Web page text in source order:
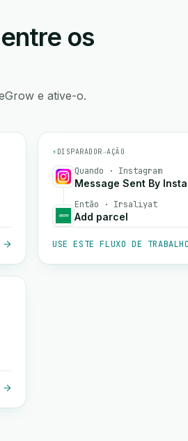
os
e ative-o.
⚡ DISPARADOR→AÇÃO
Quando · Instagram
Message Sent By
Então · Irsaliyat
Add parcel
USE ESTE FLUXO DE TRABALHO